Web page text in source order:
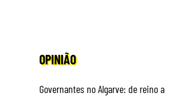
OPINIÃO
Governantes no Algarve: de reino a